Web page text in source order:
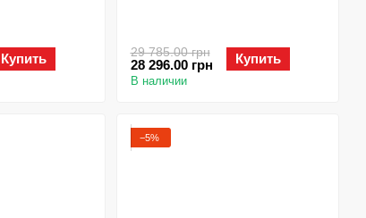
Купить 29 785.00 грн
28 296.00 грн Купить
В наличии
−5%